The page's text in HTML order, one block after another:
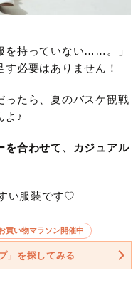
を持っていない……。」
必要はありません！
ったら、夏のバスケ観戦
よ♪
を合わせて、カジュアル
い服装です♡
買い物マラソン開催中
」を探してみる